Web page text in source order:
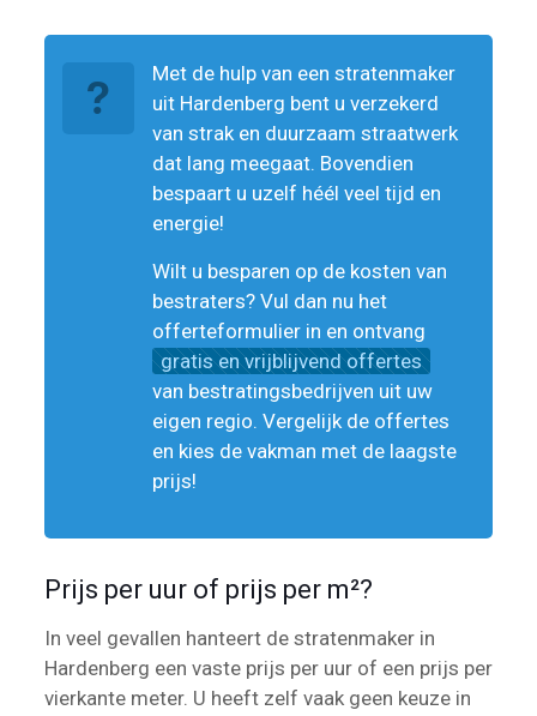
Met de hulp van een stratenmaker
uit Hardenberg bent u verzekerd
van strak en duurzaam straatwerk
dat lang meegaat. Bovendien
bespaart u uzelf héél veel tijd en
energie!
Wilt u besparen op de kosten van
bestraters? Vul dan nu het
offerteformulier in en ontvang
gratis en vrijblijvend offertes
van bestratingsbedrijven uit uw
eigen regio. Vergelijk de offertes
en kies de vakman met de laagste
prijs!
Prijs per uur of prijs per m²?
In veel gevallen hanteert de stratenmaker in
Hardenberg een vaste prijs per uur of een prijs per
vierkante meter. U heeft zelf vaak geen keuze in